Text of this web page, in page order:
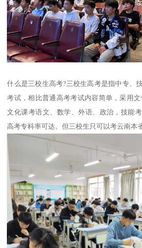
什么是三校生高考?三校生高考是指中专、
考试，相比普通高考考试内容简单，采用
文化课考语文、数学、外语、政治，技能
高考专科率可达。但三校生只可以考云南本